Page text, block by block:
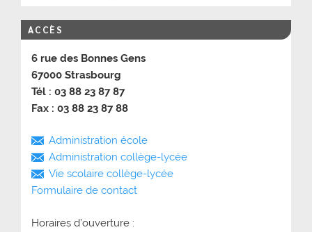
ACCÈS
6 rue des Bonnes Gens
67000 Strasbourg
Tél : 03 88 23 87 87
Fax : 03 88 23 87 88
Administration école
Administration collège-lycée
Vie scolaire collège-lycée
Formulaire de contact
Horaires d’ouverture :